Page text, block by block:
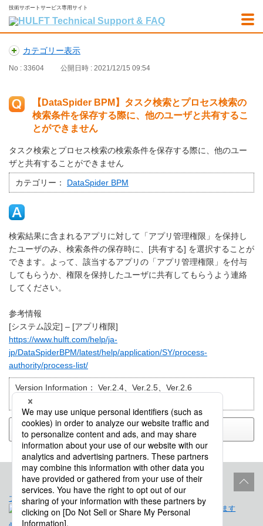
技術サポートサービス専用サイト
カテゴリー表示
No : 33604 公開日時 : 2021/12/15 09:54
【DataSpider BPM】タスク検索とプロセス検索の
検索条件を保存する際に、他のユーザと共有するこ
とができません
タスク検索とプロセス検索の検索条件を保存する際に、他のユー
ザと共有することができません
カテゴリー： DataSpider BPM
検索結果に含まれるアプリに対して「アプリ管理権限」を保持し
たユーザのみ、検索条件の保存時に、[共有する] を選択することが
できます。よって、該当するアプリの「アプリ管理権限」を付与
してもらうか、権限を保持したユーザに共有してもらうよう連絡
してください。
参考情報
[システム設定] – [アプリ権限]
https://www.hulft.com/help/ja-
jp/DataSpiderBPM/latest/help/application/SY/process-
authority/process-list/
Version Information：
Ver.2.4、Ver.2.5、Ver.2.6
目的別で検索：
戻る
プロダクトライフサイクル サイトポリシー